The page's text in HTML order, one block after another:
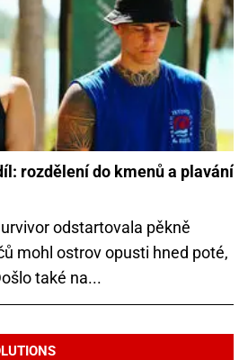
rozdělení do kmenů a plavání
odstartovala pěkně
mohl ostrov opusti hned poté,
také na...